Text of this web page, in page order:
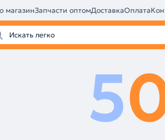
магазинЗапчасти оптомДоставкаОплата
5